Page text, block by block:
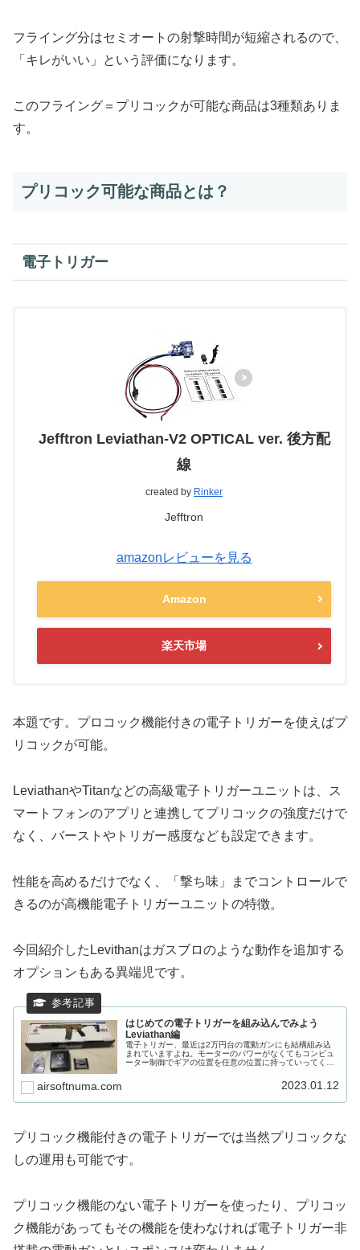
フライング分はセミオートの射撃時間が短縮されるので、
「キレがいい」という評価になります。
このフライング＝プリコックが可能な商品は3種類ありま
す。
プリコック可能な商品とは？
電子トリガー
Jefftron Leviathan-V2 OPTICAL ver. 後方配
線
created by Rinker
Jefftron
amazonレビューを見る
Amazon
楽天市場
本題です。プロコック機能付きの電子トリガーを使えばプ
リコックが可能。
LeviathanやTitanなどの高級電子トリガーユニットは、ス
マートフォンのアプリと連携してプリコックの強度だけで
なく、バーストやトリガー感度なども設定できます。
性能を高めるだけでなく、「撃ち味」までコントロールで
きるのが高機能電子トリガーユニットの特徴。
今回紹介したLevithanはガスブロのような動作を追加する
オプションもある異端児です。
はじめての電子トリガーを組み込んでみよう
Leviathan編
電子トリガー、最近は2万円台の電動ガンにも結構組み込
まれていますよね。モーターのパワーがなくてもコンピュ
ーター制御でギアの位置を任意の位置に持っていってくれ
airsoftnuma.com 2023.01.12
プリコック機能付きの電子トリガーでは当然プリコックな
しの運用も可能です。
プリコック機能のない電子トリガーを使ったり、プリコッ
ク機能があってもその機能を使わなければ電子トリガー非